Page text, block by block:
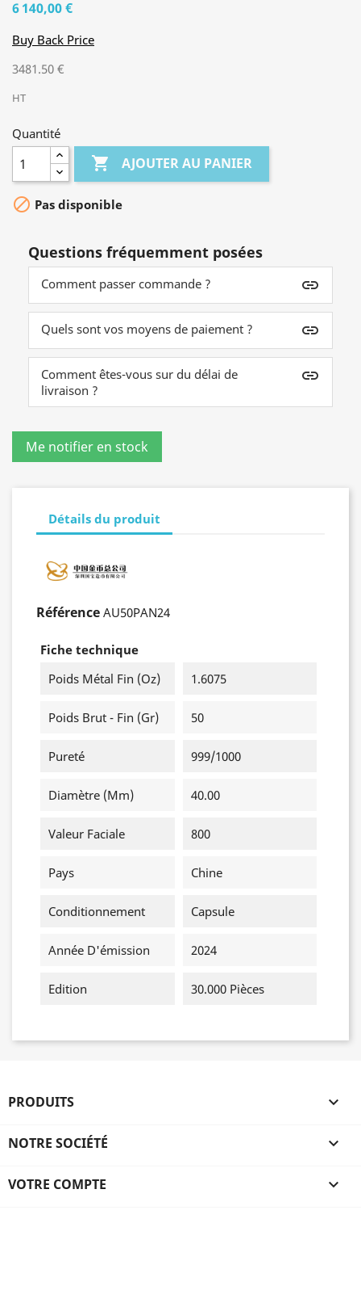
6 140,00 €
Buy Back Price
3481.50 €
HT
Quantité
 AJOUTER AU PANIER
 Pas disponible
Questions fréquemment posées
Comment passer commande ? insert_link
Quels sont vos moyens de paiement ? insert_link
Comment êtes-vous sur du délai de
livraison ?
insert_link
Détails du produit
Référence AU50PAN24
Fiche technique
Poids Métal Fin (oz)
1.6075
Poids Brut - Fin (gr) 50
Pureté 999/1000
Diamètre (mm) 40.00
Valeur Faciale 800
Pays Chine
Conditionnement Capsule
Année D'émission 2024
Edition 30.000 Pièces
PRODUITS 
NOTRE SOCIÉTÉ 
VOTRE COMPTE 